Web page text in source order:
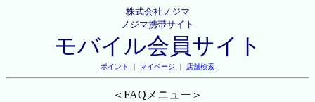
株式会社ノジマ
ノジマ携帯サイト
モバイル会員サイト
ポイント ｜ マイページ ｜ 店舗検索
＜FAQメニュー＞